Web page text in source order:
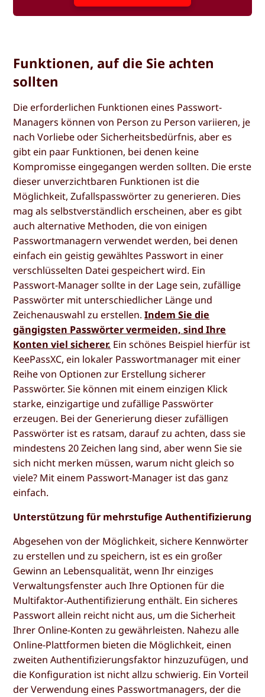
Funktionen, auf die Sie achten
sollten
Die erforderlichen Funktionen eines Passwort-
Managers können von Person zu Person variieren, je
nach Vorliebe oder Sicherheitsbedürfnis, aber es
gibt ein paar Funktionen, bei denen keine
Kompromisse eingegangen werden sollten. Die erste
dieser unverzichtbaren Funktionen ist die
Möglichkeit, Zufallspasswörter zu generieren. Dies
mag als selbstverständlich erscheinen, aber es gibt
auch alternative Methoden, die von einigen
Passwortmanagern verwendet werden, bei denen
einfach ein geistig gewähltes Passwort in einer
verschlüsselten Datei gespeichert wird. Ein
Passwort-Manager sollte in der Lage sein, zufällige
Passwörter mit unterschiedlicher Länge und
Zeichenauswahl zu erstellen.Indem Sie die
gängigsten Passwörter vermeiden, sind Ihre
Konten viel sicherer. Ein schönes Beispiel hierfür ist
KeePassXC, ein lokaler Passwortmanager mit einer
Reihe von Optionen zur Erstellung sicherer
Passwörter. Sie können mit einem einzigen Klick
starke, einzigartige und zufällige Passwörter
erzeugen. Bei der Generierung dieser zufälligen
Passwörter ist es ratsam, darauf zu achten, dass sie
mindestens 20 Zeichen lang sind, aber wenn Sie sie
sich nicht merken müssen, warum nicht gleich so
viele? Mit einem Passwort-Manager ist das ganz
einfach.
Unterstützung für mehrstufige Authentifizierung
Abgesehen von der Möglichkeit, sichere Kennwörter
zu erstellen und zu speichern, ist es ein großer
Gewinn an Lebensqualität, wenn Ihr einziges
Verwaltungsfenster auch Ihre Optionen für die
Multifaktor-Authentifizierung enthält. Ein sicheres
Passwort allein reicht nicht aus, um die Sicherheit
Ihrer Online-Konten zu gewährleisten. Nahezu alle
Online-Plattformen bieten die Möglichkeit, einen
zweiten Authentifizierungsfaktor hinzuzufügen, und
die Konfiguration ist nicht allzu schwierig. Ein Vorteil
der Verwendung eines Passwortmanagers, der die